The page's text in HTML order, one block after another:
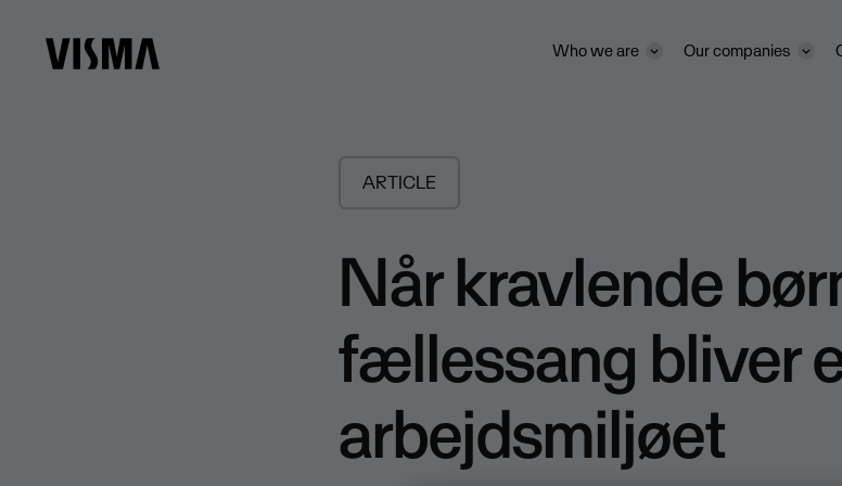
Who we are Our companies
ARTICLE
Når kravlende
fællessang bliver
arbejdsmiljøet